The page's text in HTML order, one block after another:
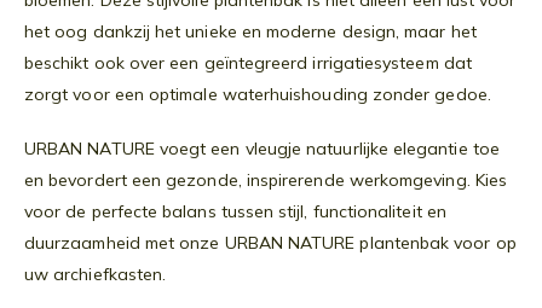
het oog dankzij het unieke en moderne design, maar het
beschikt ook over een geïntegreerd irrigatiesysteem dat
zorgt voor een optimale waterhuishouding zonder gedoe.
URBAN NATURE voegt een vleugje natuurlijke elegantie toe
en bevordert een gezonde, inspirerende werkomgeving. Kies
voor de perfecte balans tussen stijl, functionaliteit en
duurzaamheid met onze URBAN NATURE plantenbak voor op
uw archiefkasten.